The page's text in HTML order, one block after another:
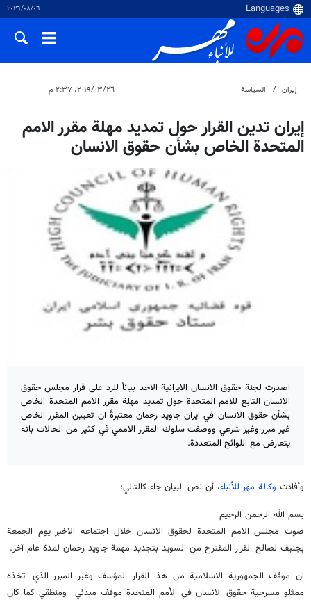
٠٦‏/٠٨‏/٢٠٢٦
إيران السياسة ٢٦‏/٠٣‏/٢٠١٩، ٢:٣٧ م
إيران تدين القرار حول تمديد مهلة مقرر الامم
المتحدة الخاص بشأن حقوق الانسان
اصدرت لجنة حقوق الانسان الايرانية الاحد بياناً للرد على قرار مجلس حقوق
الانسان التابع للامم المتحدة حول تمديد مهلة مقرر الامم المتحدة الخاص
بشأن حقوق الانسان في ايران جاويد رحمان معتبرةً ان تعيين المقرر الخاص
غير مبرر وغير شرعي ووصفت سلوك المقرر الاممي في كثير من الحالات بانه
يتعارض مع اللوائح المتعددة.
وأفادت وكالة مهر للأنباء، أن نص البيان جاء كالتالي:
بسم الله الرحمن الرحيم
صوت مجلس الامم المتحدة لحقوق الانسان خلال اجتماعه الاخير يوم الجمعة
بجنيف لصالح القرار المقترح من السويد بتجديد مهمة جاويد رحمان لمدة عام آخر.
ان موقف الجمهورية الاسلامية من هذا القرار المؤسف وغير المبرر الذي اتخذه
ممثلو مسرحية حقوق الانسان في الأمم المتحدة موقف مبدئي ومنطقي كما كان